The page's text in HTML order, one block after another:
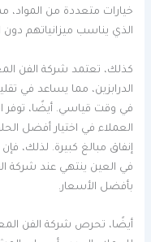
خيارات متعددة من المواد،
الذي يناسب ميزانياتهم دون
كذلك، تعتمد شركة الفن
الدرابزين، مما يساعد في
في وقت قياسي. أيضًا، توفر
العملاء في اختيار أفضل
إنفاق مبالغ كبيرة. لذلك،
في العين ينتهي عند شركة
بأفضل الأسعار.
أيضًا، تحرص شركة الفن